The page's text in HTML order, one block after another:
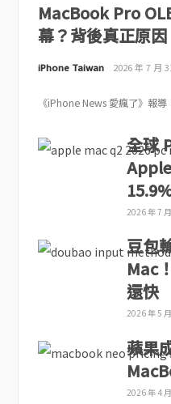
MacBook Pro
幕？背後真正原因
iPhone Taiwan 2026 年 7 月
《iPhone News 愛瘋了》報
全球
2026 年 7
豆包
Mac
還快
2026 年 5
蘋果
2026 年 4